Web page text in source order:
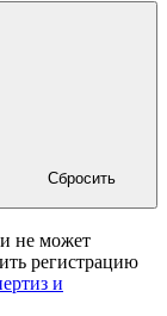
Сбросить
не может
регистрацию
и